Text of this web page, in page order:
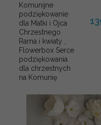
Komunijne
podziękowanie
dla Matki i Ojca
Chrzestnego
Rama i kwiaty ,
Flowerbox Serce
podziękowania
dla chrzestnych
na Komunię